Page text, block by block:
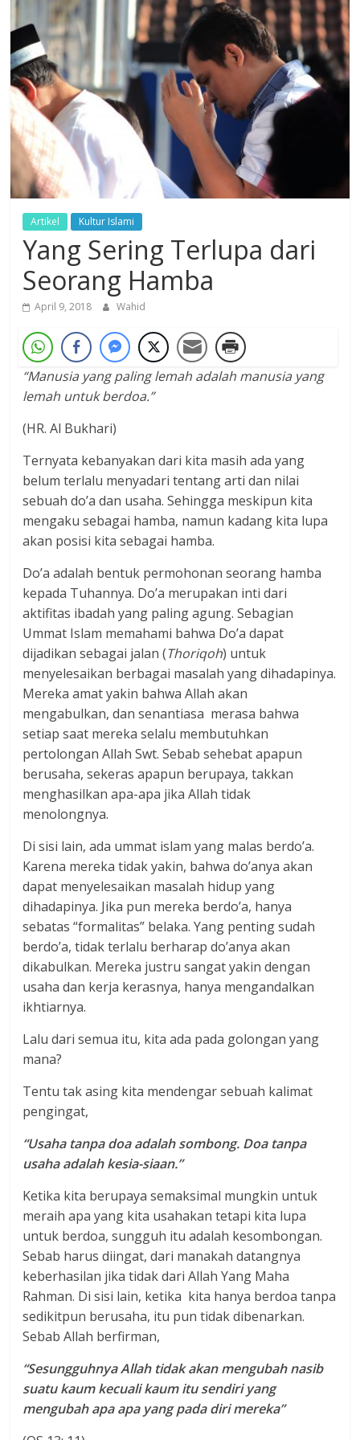
Dzikir,
Fikir,
Ikhtiar
Artikel Kultur Islami
Yang Sering Terlupa dari
Seorang Hamba
April 9, 2018 Wahid
“Manusia yang paling lemah adalah manusia yang
lemah untuk berdoa.”
(HR. Al Bukhari)
Ternyata kebanyakan dari kita masih ada yang
belum terlalu menyadari tentang arti dan nilai
sebuah do’a dan usaha. Sehingga meskipun kita
mengaku sebagai hamba, namun kadang kita lupa
akan posisi kita sebagai hamba.
Do’a adalah bentuk permohonan seorang hamba
kepada Tuhannya. Do’a merupakan inti dari
aktifitas ibadah yang paling agung. Sebagian
Ummat Islam memahami bahwa Do’a dapat
dijadikan sebagai jalan (Thoriqoh) untuk
menyelesaikan berbagai masalah yang dihadapinya.
Mereka amat yakin bahwa Allah akan
mengabulkan, dan senantiasa merasa bahwa
setiap saat mereka selalu membutuhkan
pertolongan Allah Swt. Sebab sehebat apapun
berusaha, sekeras apapun berupaya, takkan
menghasilkan apa-apa jika Allah tidak
menolongnya.
Di sisi lain, ada ummat islam yang malas berdo’a.
Karena mereka tidak yakin, bahwa do’anya akan
dapat menyelesaikan masalah hidup yang
dihadapinya. Jika pun mereka berdo’a, hanya
sebatas “formalitas” belaka. Yang penting sudah
berdo’a, tidak terlalu berharap do’anya akan
dikabulkan. Mereka justru sangat yakin dengan
usaha dan kerja kerasnya, hanya mengandalkan
ikhtiarnya.
Lalu dari semua itu, kita ada pada golongan yang
mana?
Tentu tak asing kita mendengar sebuah kalimat
pengingat,
“Usaha tanpa doa adalah sombong. Doa tanpa
usaha adalah kesia-siaan.”
Ketika kita berupaya semaksimal mungkin untuk
meraih apa yang kita usahakan tetapi kita lupa
untuk berdoa, sungguh itu adalah kesombongan.
Sebab harus diingat, dari manakah datangnya
keberhasilan jika tidak dari Allah Yang Maha
Rahman. Di sisi lain, ketika kita hanya berdoa tanpa
sedikitpun berusaha, itu pun tidak dibenarkan.
Sebab Allah berfirman,
“Sesungguhnya Allah tidak akan mengubah nasib
suatu kaum kecuali kaum itu sendiri yang
mengubah apa apa yang pada diri mereka”